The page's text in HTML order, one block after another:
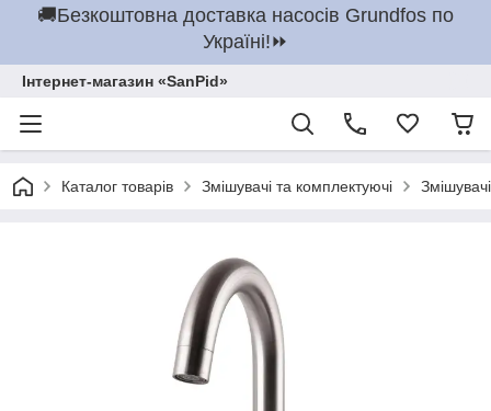
🚚Безкоштовна доставка насосів Grundfos по
Україні!⏩
Інтернет-магазин «SanPid»
Каталог товарів Змішувачі та комплектуючі Змішувачі